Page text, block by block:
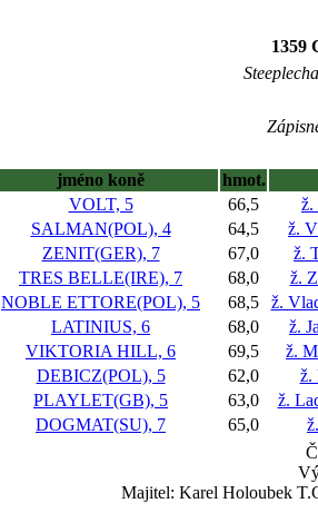
1359
jméno koně
hmot.
VOLT, 5 66,5
ž.
SALMAN(POL), 4 64,5
ž.
ZENIT(GER), 7 67,0
ž.
TRES BELLE(IRE), 7 68,0
ž.
NOBLE ETTORE(POL), 5 68,5
ž.
LATINIUS, 6 68,0
ž.
VIKTORIA HILL, 6 69,5
ž.
DEBICZ(POL), 5 62,0
ž.
PLAYLET(GB), 5 63,0
ž.
DOGMAT(SU), 7 65,0
Majitel: Karel Holoubek